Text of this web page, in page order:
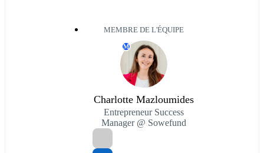
MEMBRE DE L'ÉQUIPE
M
Charlotte Mazloumides
Entrepreneur Success
Manager @ Sowefund